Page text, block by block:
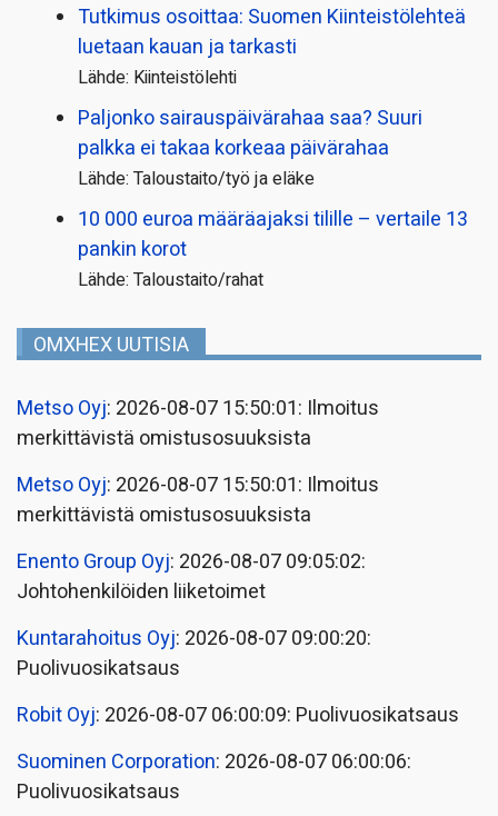
Tutkimus osoittaa: Suomen Kiinteistölehteä
luetaan kauan ja tarkasti
Lähde: Kiinteistölehti
Paljonko sairauspäivä­rahaa saa? Suuri
palkka ei takaa korkeaa päivärahaa
Lähde: Taloustaito/työ ja eläke
10 000 euroa määräajaksi tilille – vertaile 13
pankin korot
Lähde: Taloustaito/rahat
OMXHEX UUTISIA
Metso Oyj: 2026-08-07 15:50:01: Ilmoitus
merkittävistä omistusosuuksista
Metso Oyj: 2026-08-07 15:50:01: Ilmoitus
merkittävistä omistusosuuksista
Enento Group Oyj: 2026-08-07 09:05:02:
Johtohenkilöiden liiketoimet
Kuntarahoitus Oyj: 2026-08-07 09:00:20:
Puolivuosikatsaus
Robit Oyj: 2026-08-07 06:00:09: Puolivuosikatsaus
Suominen Corporation: 2026-08-07 06:00:06:
Puolivuosikatsaus